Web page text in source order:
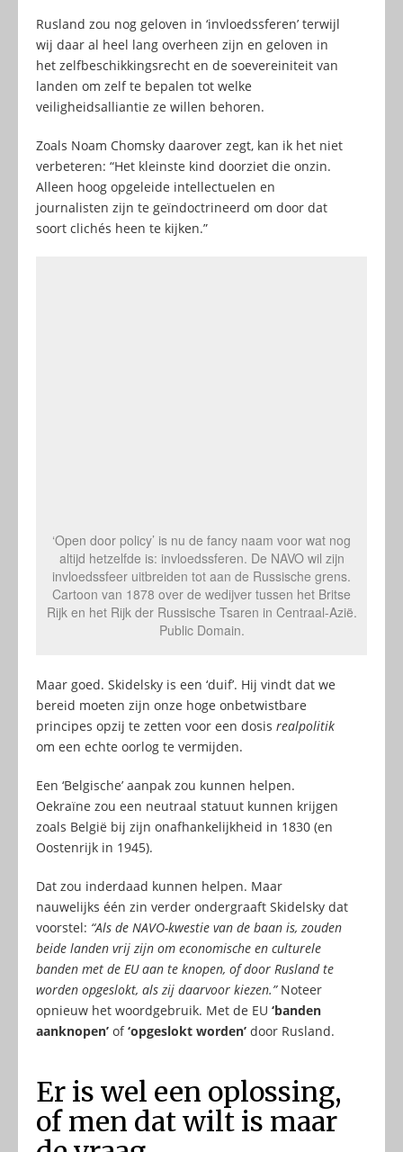
Rusland zou nog geloven in ‘invloedssferen’ terwijl
wij daar al heel lang overheen zijn en geloven in
het zelfbeschikkingsrecht en de soevereiniteit van
landen om zelf te bepalen tot welke
veiligheidsalliantie ze willen behoren.
Zoals Noam Chomsky daarover zegt, kan ik het niet
verbeteren: “Het kleinste kind doorziet die onzin.
Alleen hoog opgeleide intellectuelen en
journalisten zijn te geïndoctrineerd om door dat
soort clichés heen te kijken.”
‘Open door policy’ is nu de fancy naam voor wat nog
altijd hetzelfde is: invloedssferen. De NAVO wil zijn
invloedssfeer uitbreiden tot aan de Russische grens.
Cartoon van 1878 over de wedijver tussen het Britse
Rijk en het Rijk der Russische Tsaren in Centraal-Azië.
Public Domain.
Maar goed. Skidelsky is een ‘duif’. Hij vindt dat we
bereid moeten zijn onze hoge onbetwistbare
principes opzij te zetten voor een dosis realpolitik
om een echte oorlog te vermijden.
Een ‘Belgische’ aanpak zou kunnen helpen.
Oekraïne zou een neutraal statuut kunnen krijgen
zoals België bij zijn onafhankelijkheid in 1830 (en
Oostenrijk in 1945).
Dat zou inderdaad kunnen helpen. Maar
nauwelijks één zin verder ondergraaft Skidelsky dat
voorstel: “Als de NAVO-kwestie van de baan is, zouden
beide landen vrij zijn om economische en culturele
banden met de EU aan te knopen, of door Rusland te
worden opgeslokt, als zij daarvoor kiezen.”Noteer
opnieuw het woordgebruik. Met de EU ‘banden
aanknopen’ of‘opgeslokt worden’ door Rusland.
Er is wel een oplossing,
of men dat wilt is maar